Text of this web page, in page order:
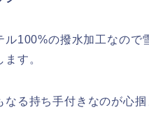
ル100%の撥水加工なので
す。
なる持ち手付きなのが心掴